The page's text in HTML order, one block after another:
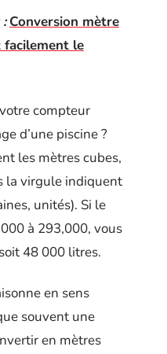
Conversion mètre
facilement le
compteur
d’une piscine ?
les mètres cubes,
la virgule indiquent
unités). Si le
à 293,000, vous
48 000 litres.
en sens
souvent une
en mètres